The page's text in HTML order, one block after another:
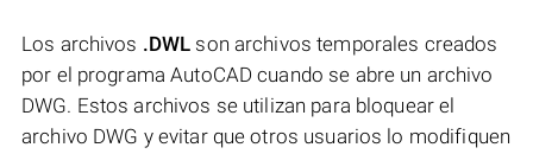
Los archivos .DWL son archivos temporales creados
por el programa AutoCAD cuando se abre un archivo
DWG. Estos archivos se utilizan para bloquear el
archivo DWG y evitar que otros usuarios lo modifiquen